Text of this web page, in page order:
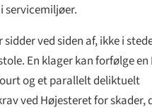
servicemiljøer.
ved siden af, ikke i
En klager kan forfølge en
og et parallelt deliktuelt
ved Højesteret for skader,